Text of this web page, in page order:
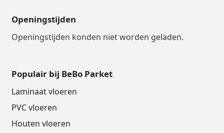
Openingstijden
Openingstijden konden niet worden geladen.
Populair bij BeBo Parket
Laminaat vloeren
PVC vloeren
Houten vloeren